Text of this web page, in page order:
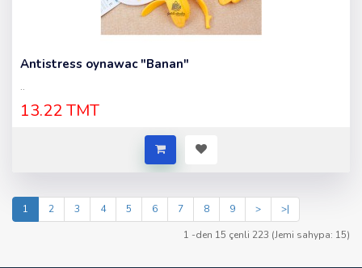
Antistress oynawac "Banan"
..
13.22 TMT
1 2 3 4 5 6 7 8 9 >
>|
1 -den 15 çenli 223 (Jemi sahypa: 15)